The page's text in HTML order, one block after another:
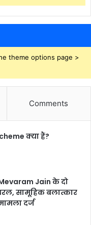
theme options page >
Comments
क्या हैं?
Jain के दो
सामूहिक बलात्कार
दर्ज